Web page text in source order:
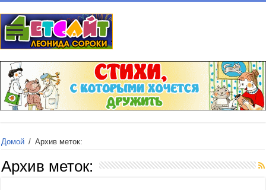
Домой / Архив меток:
Архив меток: